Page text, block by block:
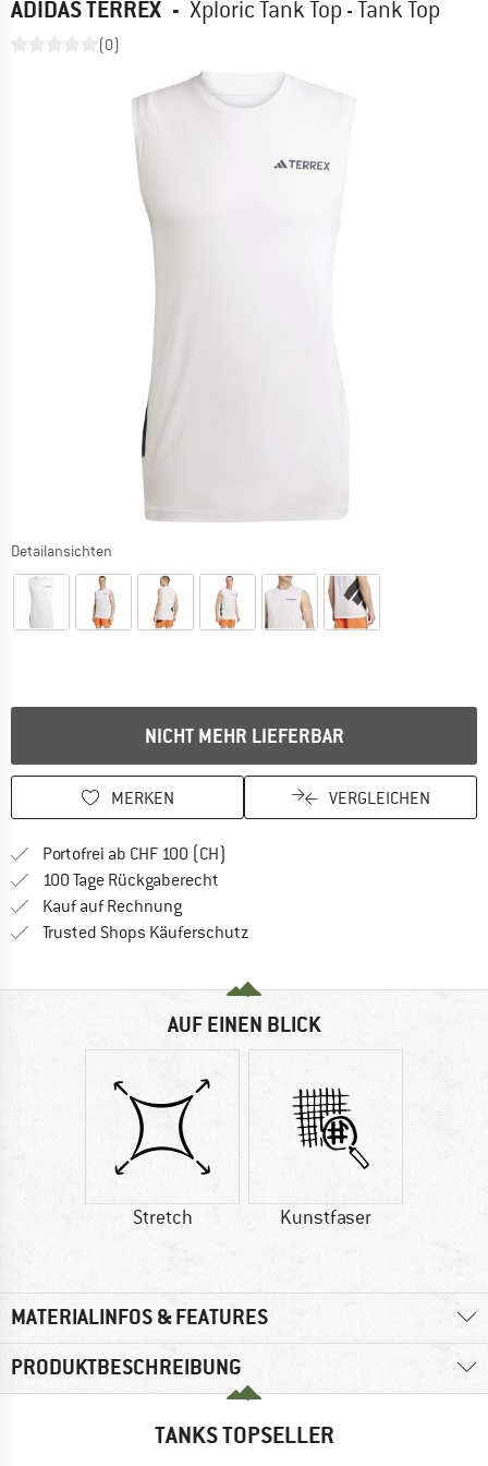
ADIDAS TERREX - Xploric Tank Top - Tank Top
(0)
Detailansichten
NICHT MEHR LIEFERBAR
MERKEN VERGLEICHEN
Portofrei ab CHF 100 (CH)
100 Tage Rückgaberecht
Kauf auf RechnungFinde die Zahlungs-Infos hier! Öffnet
Trusted Shops Käuferschutz
AUF EINEN BLICK
Stretch Kunstfaser
MATERIALINFOS & FEATURES
PRODUKTBESCHREIBUNG
TANKS TOPSELLER